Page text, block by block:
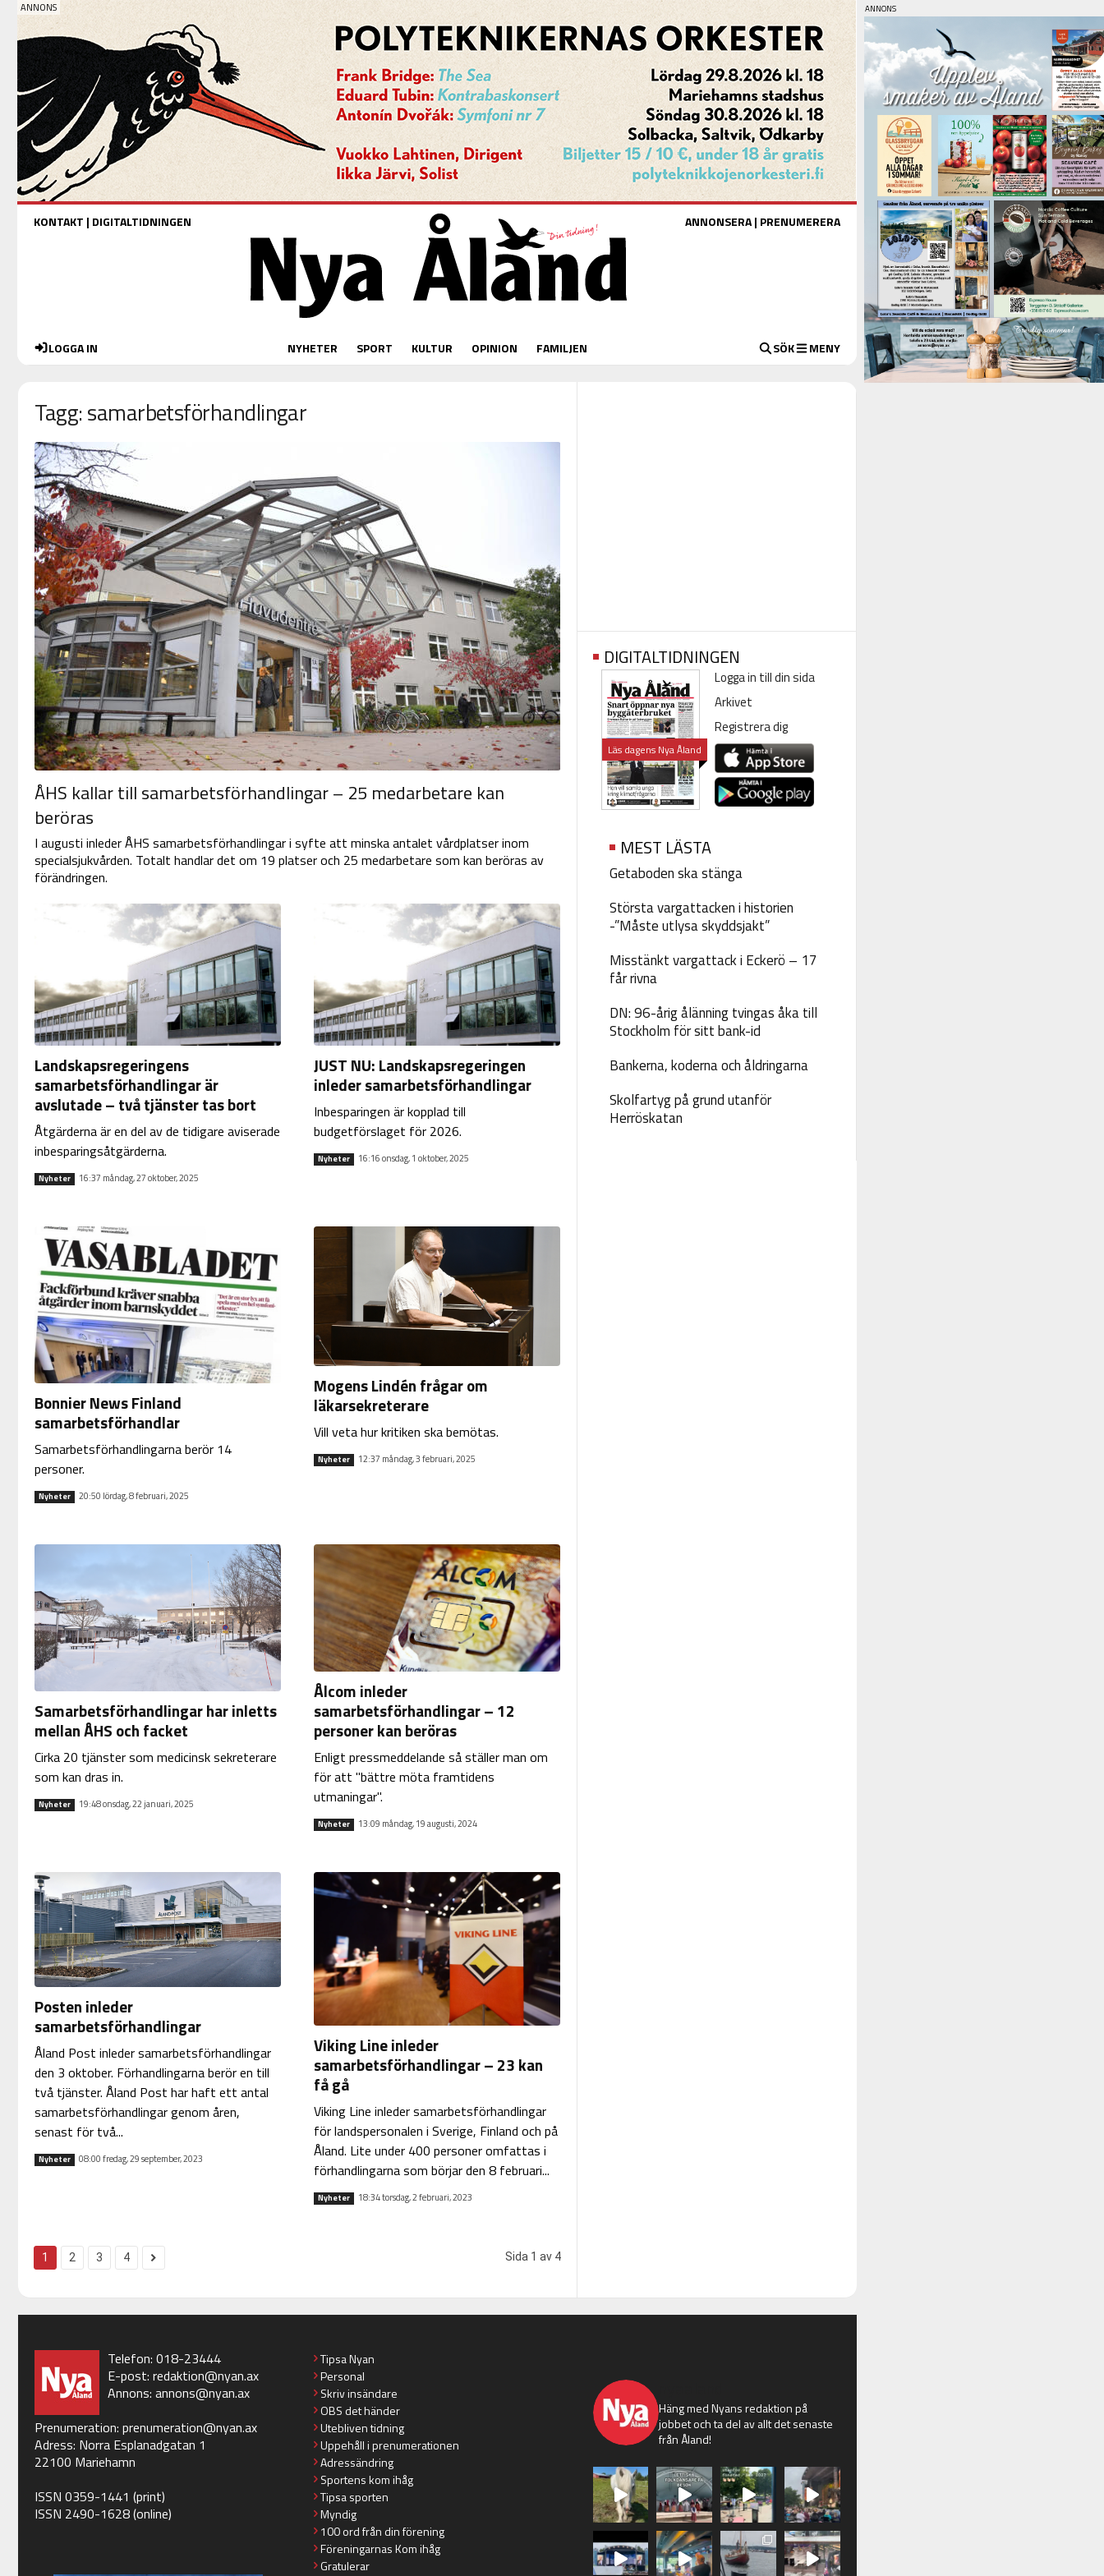
KONTAKT | DIGITALTIDNINGEN ANNONSERA| PRENUMERERA
LOGGA IN NYHETER SPORT KULTUR OPINION FAMILJEN SÖK MENY
Tagg: samarbetsförhandlingar
ÅHS kallar till samarbetsförhandlingar – 25 medarbetare kan
beröras
I augusti inleder ÅHS samarbetsförhandlingar i syfte att minska antalet vårdplatser inom
specialsjukvården. Totalt handlar det om 19 platser och 25 medarbetare som kan beröras av
förändringen.
Landskapsregeringens
samarbetsförhandlingar är
avslutade – två tjänster tas bort
Åtgärderna är en del av de tidigare aviserade
inbesparingsåtgärderna.
Nyheter 16:37 måndag, 27 oktober, 2025
JUST NU: Landskapsregeringen
inleder samarbetsförhandlingar
Inbesparingen är kopplad till
budgetförslaget för 2026.
Nyheter 16:16 onsdag, 1 oktober, 2025
Bonnier News Finland
samarbetsförhandlar
Samarbetsförhandlingarna berör 14
personer.
Nyheter 20:50 lördag, 8 februari, 2025
Mogens Lindén frågar om
läkarsekreterare
Vill veta hur kritiken ska bemötas.
Nyheter 12:37 måndag, 3 februari, 2025
Samarbetsförhandlingar har inletts
mellan ÅHS och facket
Cirka 20 tjänster som medicinsk sekreterare
som kan dras in.
Nyheter 19:48 onsdag, 22 januari, 2025
Ålcom inleder
samarbetsförhandlingar – 12
personer kan beröras
Enligt pressmeddelande så ställer man om
för att "bättre möta framtidens
utmaningar".
Nyheter 13:09 måndag, 19 augusti, 2024
Posten inleder
samarbetsförhandlingar
Åland Post inleder samarbetsförhandlingar
den 3 oktober. Förhandlingarna berör en till
två tjänster. Åland Post har haft ett antal
samarbetsförhandlingar genom åren,
senast för två...
Nyheter 08:00 fredag, 29 september, 2023
Viking Line inleder
samarbetsförhandlingar – 23 kan
få gå
Viking Line inleder samarbetsförhandlingar
för landspersonalen i Sverige, Finland och på
Åland. Lite under 400 personer omfattas i
förhandlingarna som börjar den 8 februari...
Nyheter 18:34 torsdag, 2 februari, 2023
1 2 3 4 Sida 1 av 4
DIGITALTIDNINGEN
Läs dagens Nya Åland
Logga in till din sida
Arkivet
Registrera dig
MEST LÄSTA
Getaboden ska stänga
Största vargattacken i historien
-”Måste utlysa skyddsjakt”
Misstänkt vargattack i Eckerö – 17
får rivna
DN: 96-årig ålänning tvingas åka till
Stockholm för sitt bank-id
Bankerna, koderna och åldringarna
Skolfartyg på grund utanför
Herröskatan
Telefon: 018-23444
E-post: redaktion@nyan.ax
Annons: annons@nyan.ax
Prenumeration: prenumeration@nyan.ax
Adress: Norra Esplanadgatan 1
22100 Mariehamn
ISSN 0359-1441 (print)
ISSN 2490-1628 (online)
Tipsa Nyan
Personal
Skriv insändare
OBS det händer
Utebliven tidning
Uppehåll i prenumerationen
Adressändring
Sportens kom ihåg
Tipsa sporten
Myndig
100 ord från din förening
Föreningarnas Kom ihåg
Gratulerar
Häng med Nyans redaktion på
jobbet och ta del av allt det senaste
från Åland!